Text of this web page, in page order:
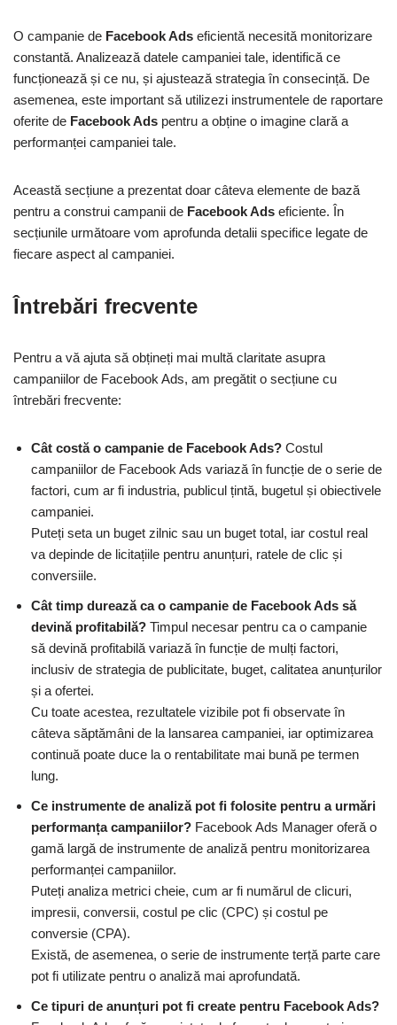
O campanie de Facebook Ads eficientă necesită monitorizare
constantă. Analizează datele campaniei tale, identifică ce
funcționează și ce nu, și ajustează strategia în consecință. De
asemenea, este important să utilizezi instrumentele de raportare
oferite de Facebook Ads pentru a obține o imagine clară a
performanței campaniei tale.
Această secțiune a prezentat doar câteva elemente de bază
pentru a construi campanii de Facebook Ads eficiente. În
secțiunile următoare vom aprofunda detalii specifice legate de
fiecare aspect al campaniei.
Întrebări frecvente
Pentru a vă ajuta să obțineți mai multă claritate asupra
campaniilor de Facebook Ads, am pregătit o secțiune cu
întrebări frecvente:
Cât costă o campanie de Facebook Ads? Costul
campaniilor de Facebook Ads variază în funcție de o serie de
factori, cum ar fi industria, publicul țintă, bugetul și obiectivele
campaniei.
Puteți seta un buget zilnic sau un buget total, iar costul real
va depinde de licitațiile pentru anunțuri, ratele de clic și
conversiile.
Cât timp durează ca o campanie de Facebook Ads să
devină profitabilă? Timpul necesar pentru ca o campanie
să devină profitabilă variază în funcție de mulți factori,
inclusiv de strategia de publicitate, buget, calitatea anunțurilor
și a ofertei.
Cu toate acestea, rezultatele vizibile pot fi observate în
câteva săptămâni de la lansarea campaniei, iar optimizarea
continuă poate duce la o rentabilitate mai bună pe termen
lung.
Ce instrumente de analiză pot fi folosite pentru a urmări
performanța campaniilor? Facebook Ads Manager oferă o
gamă largă de instrumente de analiză pentru monitorizarea
performanței campaniilor.
Puteți analiza metrici cheie, cum ar fi numărul de clicuri,
impresii, conversii, costul pe clic (CPC) și costul pe
conversie (CPA).
Există, de asemenea, o serie de instrumente terță parte care
pot fi utilizate pentru o analiză mai aprofundată.
Ce tipuri de anunțuri pot fi create pentru Facebook Ads?